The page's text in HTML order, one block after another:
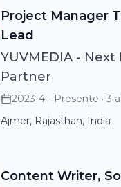
Project Manager
Lead
YUVMEDIA - Next
Partner
2023-4 - Presente · 3
Ajmer, Rajasthan, India
Content Writer,